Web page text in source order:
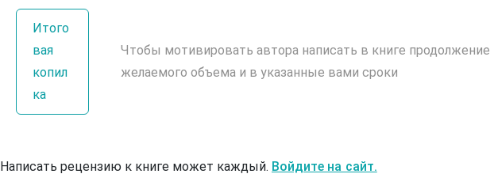
Итого
вая
копил
ка
Чтобы мотивировать автора написать в книге продолжение
желаемого объема и в указанные вами сроки
Написать рецензию к книге может каждый. Войдите на сайт.